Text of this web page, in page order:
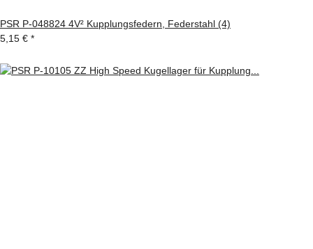
PSR P-048824 4V² Kupplungsfedern, Federstahl (4)
5,15 € *